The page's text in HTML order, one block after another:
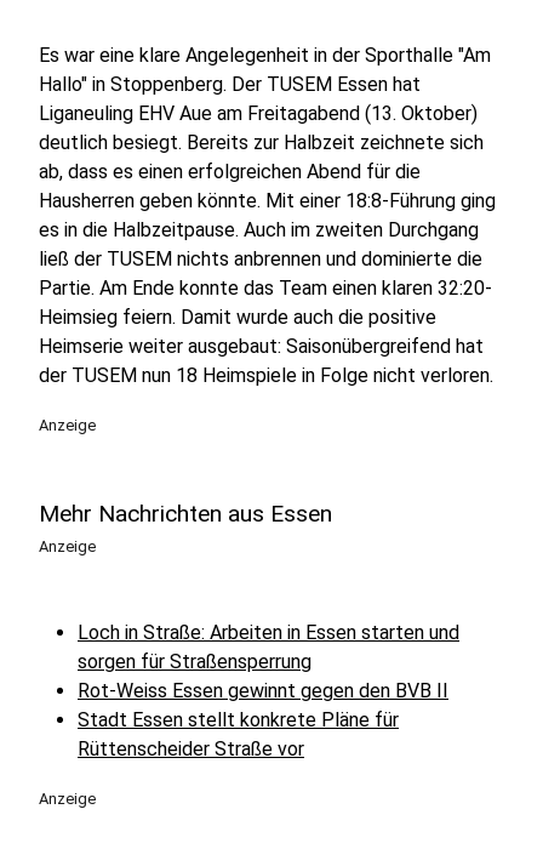
Es war eine klare Angelegenheit in der Sporthalle "Am
Hallo" in Stoppenberg. Der TUSEM Essen hat
Liganeuling EHV Aue am Freitagabend (13. Oktober)
deutlich besiegt. Bereits zur Halbzeit zeichnete sich
ab, dass es einen erfolgreichen Abend für die
Hausherren geben könnte. Mit einer 18:8-Führung ging
es in die Halbzeitpause. Auch im zweiten Durchgang
ließ der TUSEM nichts anbrennen und dominierte die
Partie. Am Ende konnte das Team einen klaren 32:20-
Heimsieg feiern. Damit wurde auch die positive
Heimserie weiter ausgebaut: Saisonübergreifend hat
der TUSEM nun 18 Heimspiele in Folge nicht verloren.
Anzeige
Mehr Nachrichten aus Essen
Anzeige
Loch in Straße: Arbeiten in Essen starten und
sorgen für Straßensperrung
Rot-Weiss Essen gewinnt gegen den BVB II
Stadt Essen stellt konkrete Pläne für
Rüttenscheider Straße vor
Anzeige